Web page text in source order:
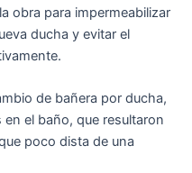
obra para impermeabilizar
ducha y evitar el
de bañera por ducha,
el baño, que resultaron
poco dista de una